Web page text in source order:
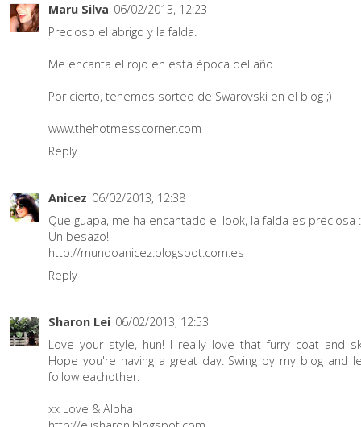
Maru Silva 06/02/2013, 12:23
Precioso el abrigo y la falda.
Me encanta el rojo en esta época del año.
Por cierto, tenemos sorteo de Swarovski en el blog ;)
www.thehotmesscorner.com
Reply
Anicez 06/02/2013, 12:38
Que guapa, me ha encantado el look, la falda es preciosa
Un besazo!
http://mundoanicez.blogspot.com.es
Reply
Sharon Lei 06/02/2013, 12:53
Love your style, hun! I really love that furry coat and
Hope you're having a great day. Swing by my blog and
follow eachother.
xx Love & Aloha